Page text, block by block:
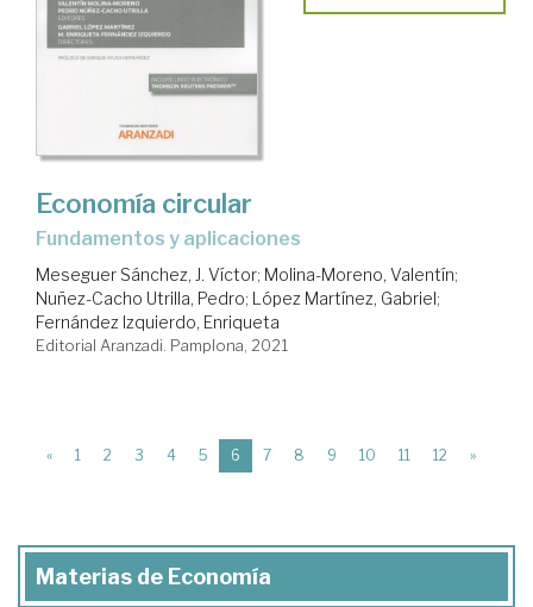
Economía circular
fundamentos y aplicaciones
Meseguer Sánchez, J. Víctor; Molina-Moreno, Valentín;
Nuñez-Cacho Utrilla, Pedro; López Martínez, Gabriel ;
Fernández Izquierdo, Enriqueta
Editorial Aranzadi. Pamplona, 2021
« 1 2 3 4 5 6 (current)
7 8 9 10 11 12 »
Materias de Economía